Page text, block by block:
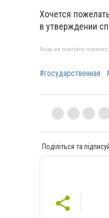
Хочется
в утверждении
Якщо ви помітили помилку,
#государственная
Поділіться та